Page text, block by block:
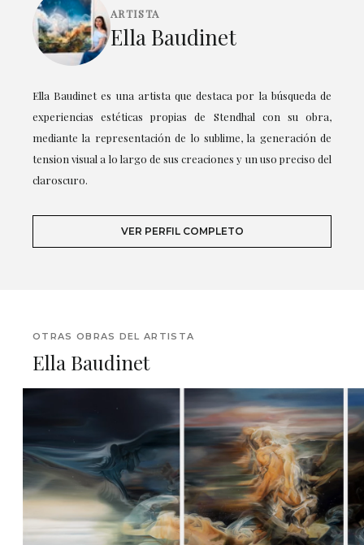
ARTISTA
Ella Baudinet
Ella Baudinet es una artista que destaca por la búsqueda de
experiencias estéticas propias de Stendhal con su obra,
mediante la representación de lo sublime, la generación de
tension visual a lo largo de sus creaciones y un uso preciso del
claroscuro.
VER PERFIL COMPLETO
OTRAS OBRAS DEL ARTISTA
Ella Baudinet